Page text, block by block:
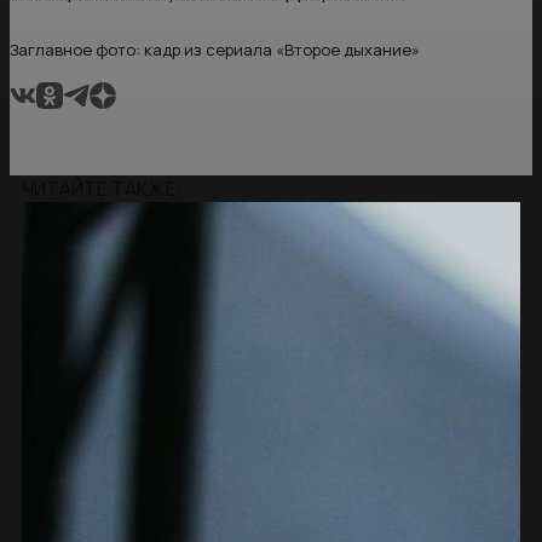
Заглавное фото: кадр из сериала «Второе дыхание»